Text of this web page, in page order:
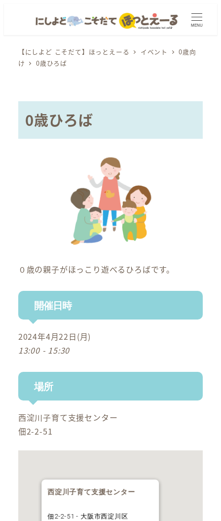
MENU
【にしよど こそだて】ほっとえーる イベント
0歳向
け
0歳ひろば
0歳ひろば
０歳の親子がほっこり遊べるひろばです。
開催日時
2024年4月22日(月)
13:00 - 15:30
場所
西淀川子育て支援センター
佃2-2-51
西淀川子育て支援センター
佃2-2-51 - 大阪市西淀川区